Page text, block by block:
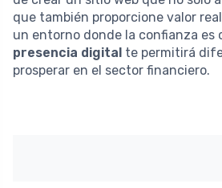
que también proporcione valor
un entorno donde la confianza es
presencia digital te permitirá
prosperar en el sector financiero.